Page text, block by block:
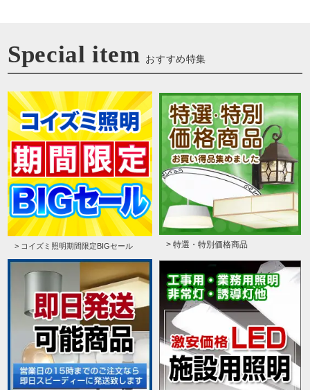
Special item おすすめ特集
> コイズミ照明期間限定BIGセール > 特選・特別価格商品